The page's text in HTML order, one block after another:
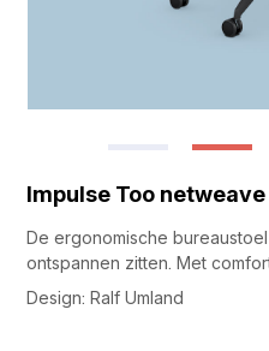
Impulse Too
De ergonomische
ontspannen zitten. Met
Design: Ralf Umland